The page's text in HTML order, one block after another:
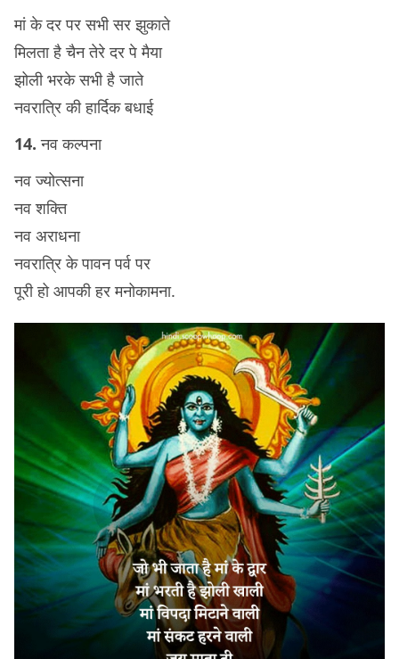
मां के दर पर सभी सर झुकाते
मिलता है चैन तेरे दर पे मैया
झोली भरके सभी है जाते
नवरात्रि की हार्दिक बधाई
14. नव कल्पना
नव ज्योत्सना
नव शक्ति
नव अराधना
नवरात्रि के पावन पर्व पर
पूरी हो आपकी हर मनोकामना.